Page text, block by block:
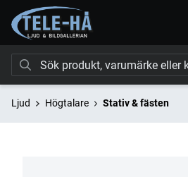
Ljud Högtalare Stativ & fästen